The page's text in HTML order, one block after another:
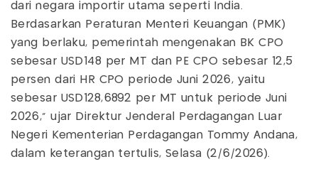
dari negara importir utama seperti India.
Berdasarkan Peraturan Menteri Keuangan (PMK)
yang berlaku, pemerintah mengenakan BK CPO
sebesar USD148 per MT dan PE CPO sebesar 12,5
persen dari HR CPO periode Juni 2026, yaitu
sebesar USD128,6892 per MT untuk periode Juni
2026,” ujar Direktur Jenderal Perdagangan Luar
Negeri Kementerian Perdagangan Tommy Andana,
dalam keterangan tertulis, Selasa (2/6/2026).